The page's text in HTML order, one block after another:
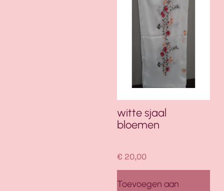
witte sjaal
bloemen
€ 20,00
Toevoegen aan